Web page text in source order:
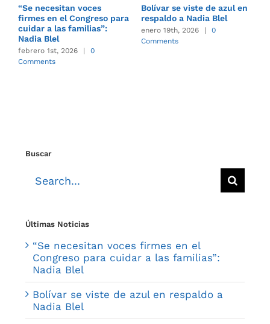
“Se necesitan voces
firmes en el Congreso para
cuidar a las familias”:
Nadia Blel
febrero 1st, 2026 |
0
Comments
Bolívar se viste de azul en
respaldo a Nadia Blel
enero 19th, 2026 |
0
Comments
Buscar
for:
Últimas Noticias
“Se necesitan voces firmes en el
Congreso para cuidar a las familias”:
Nadia Blel
Bolívar se viste de azul en respaldo a
Nadia Blel